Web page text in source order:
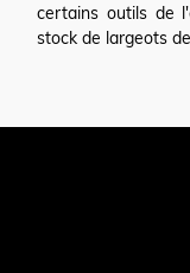
certains outils de
stock de largeots